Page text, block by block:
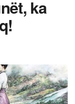
ka